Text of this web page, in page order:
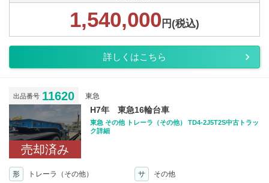
1,540,000 円(税込)
詳しくはこちら
出品番号 11620 東急
売却済み
H7年 東急16輪台車
東急 その他 トレーラ（その他） TD4-2J5T2S中古トラッ
ク詳細
形 トレーラ（その他） サ
その他